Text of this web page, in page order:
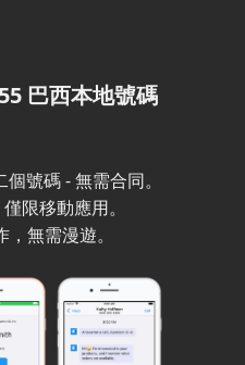
巴西本地號碼
號碼 - 無需合同。
限移動應用。
無需漫遊。